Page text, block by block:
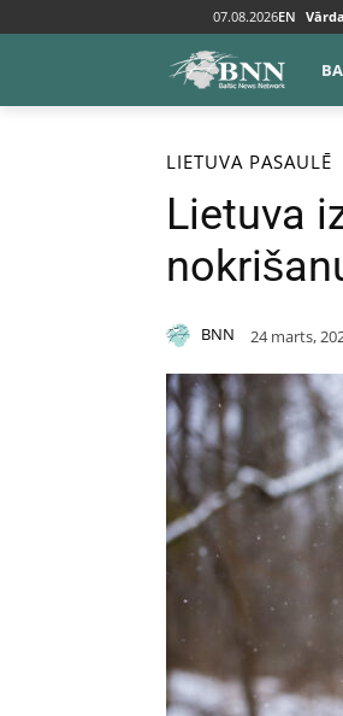
07.08.2026EN
Sākums Baltija Lietuva
LIETUVA PASAULĒ
Lietuva
BNN 24 marts,